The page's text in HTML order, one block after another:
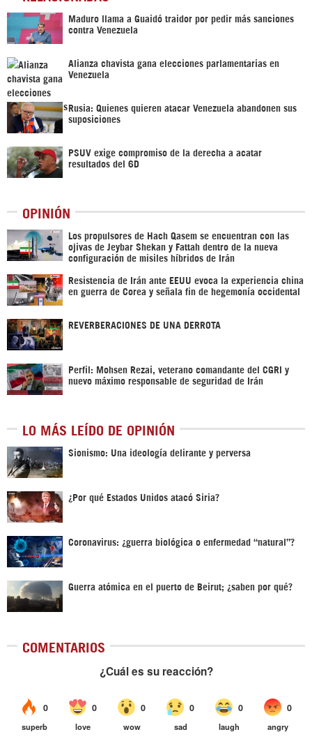
Maduro llama a Guaidó traidor por pedir más sanciones
contra Venezuela
Alianza chavista gana elecciones parlamentarias en
Venezuela
Rusia: Quienes quieren atacar Venezuela abandonen sus
suposiciones
PSUV exige compromiso de la derecha a acatar
resultados del 6D
OPINIÓN
Los propulsores de Hach Qasem se encuentran con las
ojivas de Jeybar Shekan y Fattah dentro de la nueva
configuración de misiles híbridos de Irán
Resistencia de Irán ante EEUU evoca la experiencia china
en guerra de Corea y señala fin de hegemonía occidental
REVERBERACIONES DE UNA DERROTA
Perfil: Mohsen Rezai, veterano comandante del CGRI y
nuevo máximo responsable de seguridad de Irán
LO MÁS LEÍDO DE OPINIÓN
Sionismo: Una ideología delirante y perversa
¿Por qué Estados Unidos atacó Siria?
Coronavirus: ¿guerra biológica o enfermedad “natural”?
Guerra atómica en el puerto de Beirut; ¿saben por qué?
COMENTARIOS